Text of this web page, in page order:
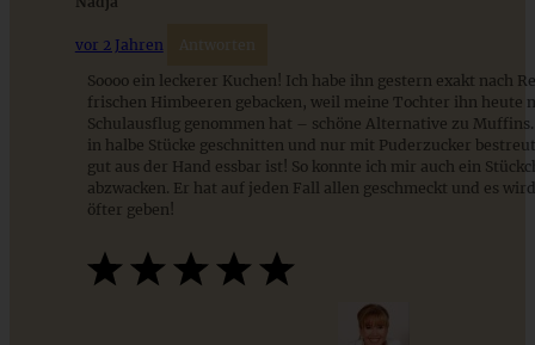
Blitzschneller Apfel-Rührkuchen mit knusprigen
Walnuss-Streuseln
vor 2 Jahren Antworten
Soooo ein leckerer Kuchen! Ich habe ihn gestern exakt nach
frischen Himbeeren gebacken, weil meine Tochter ihn heute
Schulausflug genommen hat – schöne Alternative zu
in halbe Stücke geschnitten und nur mit Puderzucker
gut aus der Hand essbar ist! So konnte ich mir auch ein
abzwacken. Er hat auf jeden Fall allen geschmeckt und es
öfter geben!